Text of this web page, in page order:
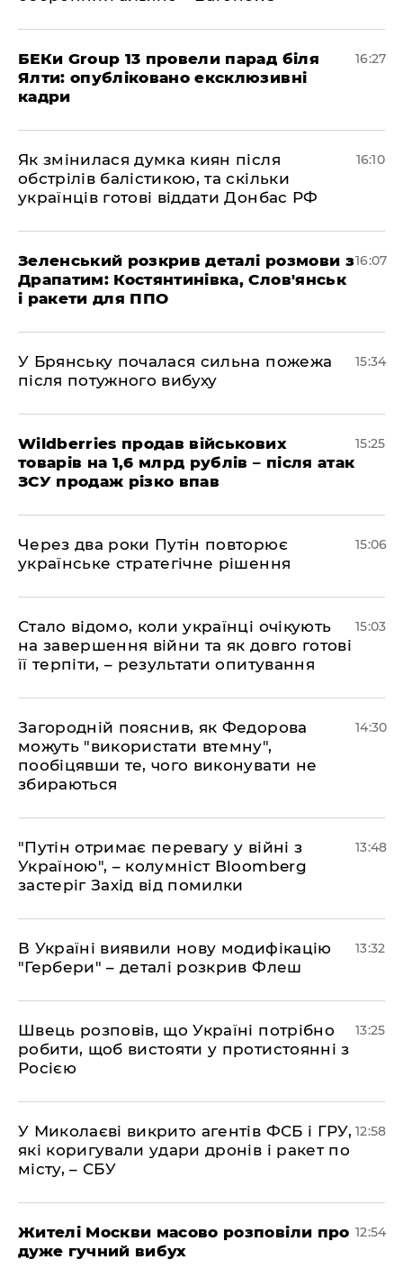
БЕКи Group 13 провели парад біля
Ялти: опубліковано ексклюзивні
кадри
16:27
Як змінилася думка киян після
обстрілів балістикою, та скільки
українців готові віддати Донбас РФ
16:10
Зеленський розкрив деталі розмови з
Драпатим: Костянтинівка, Слов'янськ
і ракети для ППО
16:07
У Брянську почалася сильна пожежа
після потужного вибуху
15:34
Wildberries продав військових
товарів на 1,6 млрд рублів – після атак
ЗСУ продаж різко впав
15:25
Через два роки Путін повторює
українське стратегічне рішення
15:06
Стало відомо, коли українці очікують
на завершення війни та як довго готові
її терпіти, – результати опитування
15:03
Загородній пояснив, як Федорова
можуть "використати втемну",
пообіцявши те, чого виконувати не
збираються
14:30
"Путін отримає перевагу у війні з
Україною", – колумніст Bloomberg
застеріг Захід від помилки
13:48
В Україні виявили нову модифікацію
"Гербери" – деталі розкрив Флеш
13:32
Швець розповів, що Україні потрібно
робити, щоб вистояти у протистоянні з
Росією
13:25
У Миколаєві викрито агентів ФСБ і ГРУ,
які коригували удари дронів і ракет по
місту, – СБУ
12:58
Жителі Москви масово розповіли про
дуже гучний вибух
12:54